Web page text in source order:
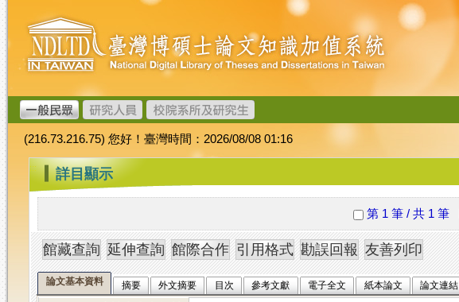
跳
到
主
要
內
容
臺
灣
博
碩
士
論
文
加
值
系
統
(216.73.216.75) 您好！臺灣時間：2026/08/08 01:16
::: 詳目顯示
第 1 筆 / 共 1 筆
論文基本資料 摘要 外文摘要 目次 參考文獻 電子全文 紙本論文 論文連結